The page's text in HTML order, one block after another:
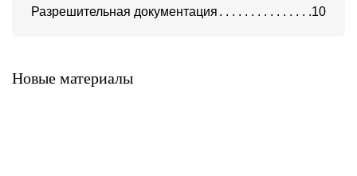
Разрешительная документация
10
Новые материалы